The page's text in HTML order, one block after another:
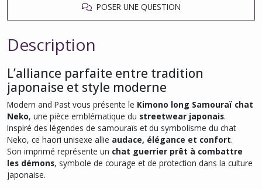
POSER UNE QUESTION
Description
L’alliance parfaite entre tradition
japonaise et style moderne
Modern and Past vous présente le Kimono long Samouraï chat
Neko, une pièce emblématique du streetwear japonais.
Inspiré des légendes de samouraïs et du symbolisme du chat
Neko, ce haori unisexe allie audace, élégance et confort.
Son imprimé représente un chat guerrier prêt à combattre
les démons, symbole de courage et de protection dans la culture
japonaise.